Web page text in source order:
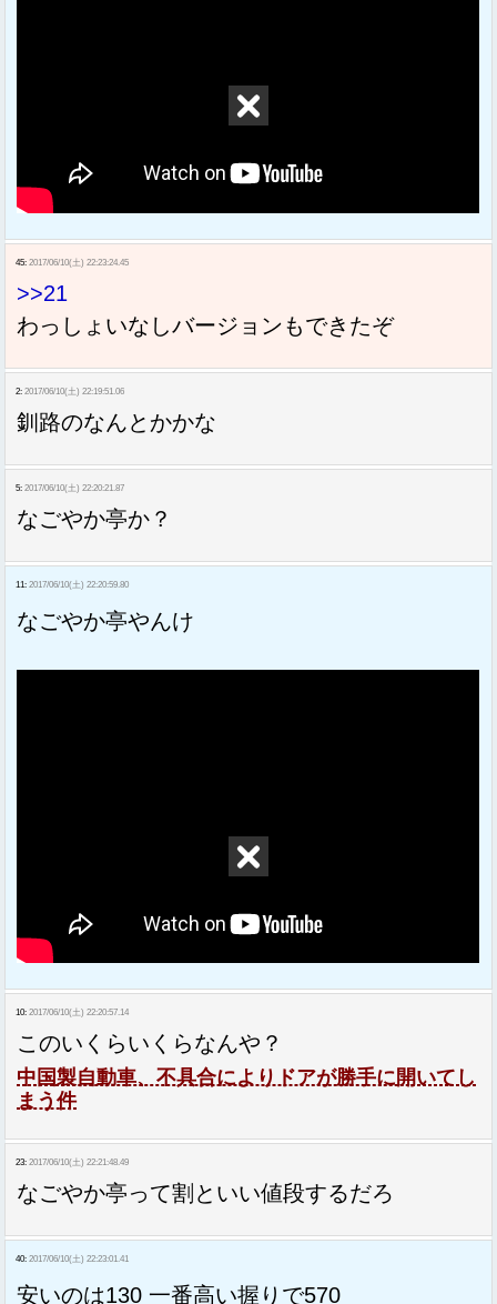
45: 2017/06/10(土) 22:23:24.45
>>21
わっしょいなしバージョンもできたぞ
2: 2017/06/10(土) 22:19:51.06
釧路のなんとかかな
5: 2017/06/10(土) 22:20:21.87
なごやか亭か？
11: 2017/06/10(土) 22:20:59.80
なごやか亭やんけ
10: 2017/06/10(土) 22:20:57.14
このいくらいくらなんや？
中国製自動車、不具合によりドアが勝手に開いてし
まう件
23: 2017/06/10(土) 22:21:48.49
なごやか亭って割といい値段するだろ
40: 2017/06/10(土) 22:23:01.41
安いのは130 一番高い握りで570